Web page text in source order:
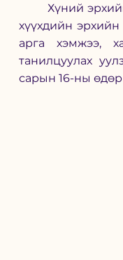
хүүхдийн
арга хэмжээ,
танилцуулах
сарын 16-ны өдөр